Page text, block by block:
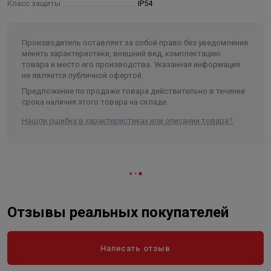
дополнительная защита от перегреваd узлов насосного
контроль активной мощности двигателя.
· автоматическое управление насосными
агрегатами в процессе налива/слива жидкостей в
емкости - автоматическое поддержание уровня воды в
резервуаре;
проводной линии связи (RS-485, протокол Modbus
командам из SMS-сообщений;
Класс защиты IP54
Производитель оставляет за собой право без уведомления
менять характеристики, внешний вид, комплектацию
товара и место его производства. Указанная информация
не является публичной офертой.
Предложение по продаже товара действительно в течение
срока наличия этого товара на складе.
Нашли ошибку в характеристиках или описании товара?
Отзывы реальных покупателей
Написать отзыв